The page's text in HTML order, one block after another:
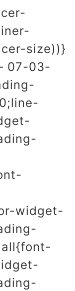
size))}
07-03-
widget-